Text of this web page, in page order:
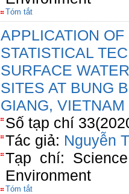
Tóm tắt
APPLICATION OF
STATISTICAL
SURFACE
SITES AT BUNG
GIANG, VIETNAM
Số tạp chí
Tác giả: Nguyễn
Tạp chí:
Environment
Tóm tắt